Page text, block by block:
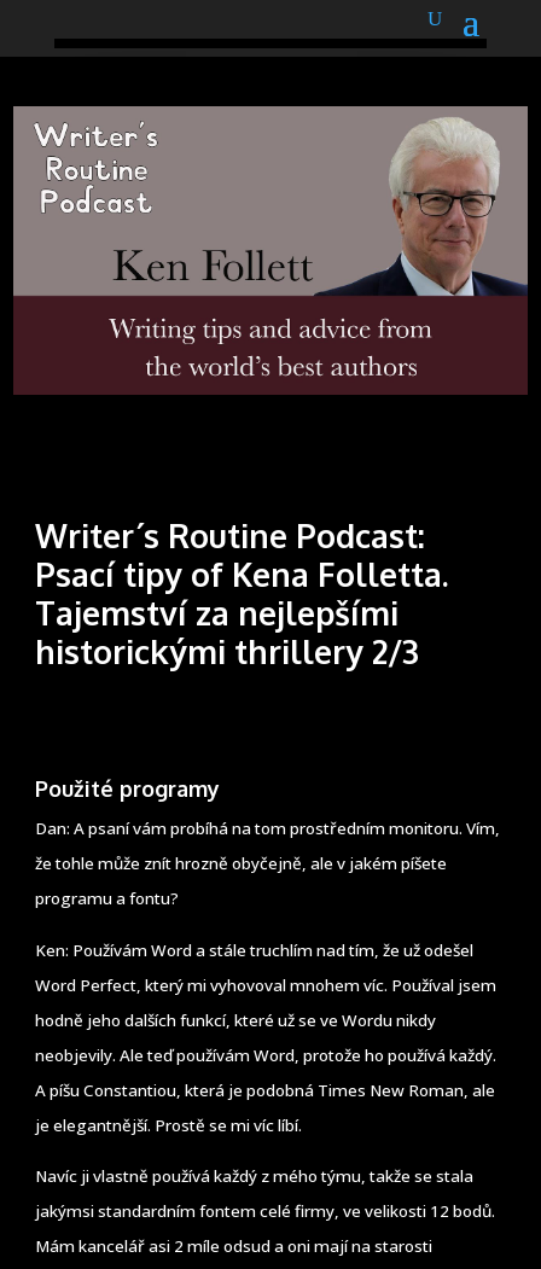
Writer´s Routine Podcast:
Psací tipy of Kena Folletta.
Tajemství za nejlepšími
historickými thrillery 2/3
Použité programy
Dan: A psaní vám probíhá na tom prostředním monitoru. Vím,
že tohle může znít hrozně obyčejně, ale v jakém píšete
programu a fontu?
Ken: Používám Word a stále truchlím nad tím, že už odešel
Word Perfect, který mi vyhovoval mnohem víc. Používal jsem
hodně jeho dalších funkcí, které už se ve Wordu nikdy
neobjevily. Ale teď používám Word, protože ho používá každý.
A píšu Constantiou, která je podobná Times New Roman, ale
je elegantnější. Prostě se mi víc líbí.
Navíc ji vlastně používá každý z mého týmu, takže se stala
jakýmsi standardním fontem celé firmy, ve velikosti 12 bodů.
Mám kancelář asi 2 míle odsud a oni mají na starosti